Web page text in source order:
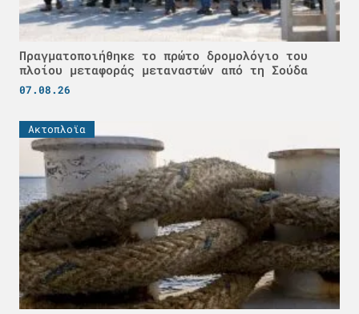
Πραγματοποιήθηκε το πρώτο δρομολόγιο του
πλοίου μεταφοράς μεταναστών από τη Σούδα
07.08.26
Ακτοπλοϊα